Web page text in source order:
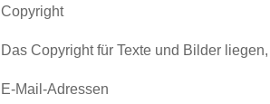
Copyright
Das Copyright für Texte und Bilder
E-Mail-Adressen